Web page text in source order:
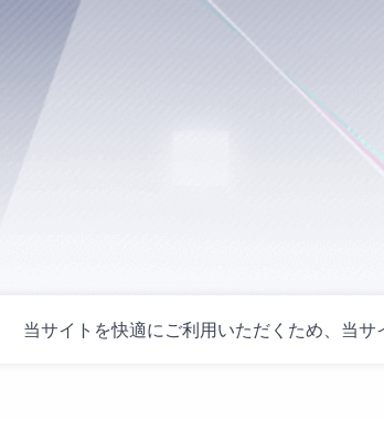
当サイトを快適にご利用いただくため、当サ